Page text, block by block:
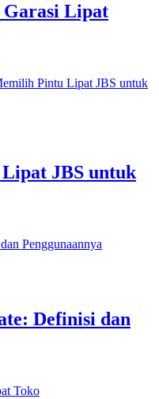
Garasi Lipat
JBS untuk
Definisi dan